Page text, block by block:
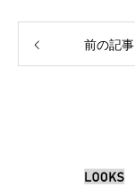
前の記事